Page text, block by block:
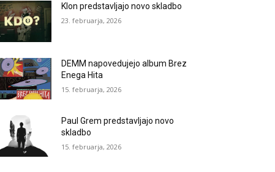
Klon predstavljajo novo skladbo
23. februarja, 2026
DEMM napovedujejo album Brez
Enega Hita
15. februarja, 2026
Paul Grem predstavljajo novo
skladbo
15. februarja, 2026